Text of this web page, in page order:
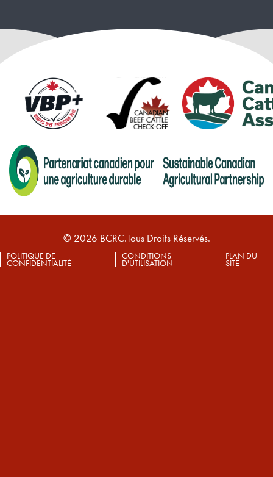
© 2026 BCRC.Tous Droits Réservés.
POLITIQUE DE
CONFIDENTIALITÉ
CONDITIONS
D'UTILISATION
PLAN DU
SITE